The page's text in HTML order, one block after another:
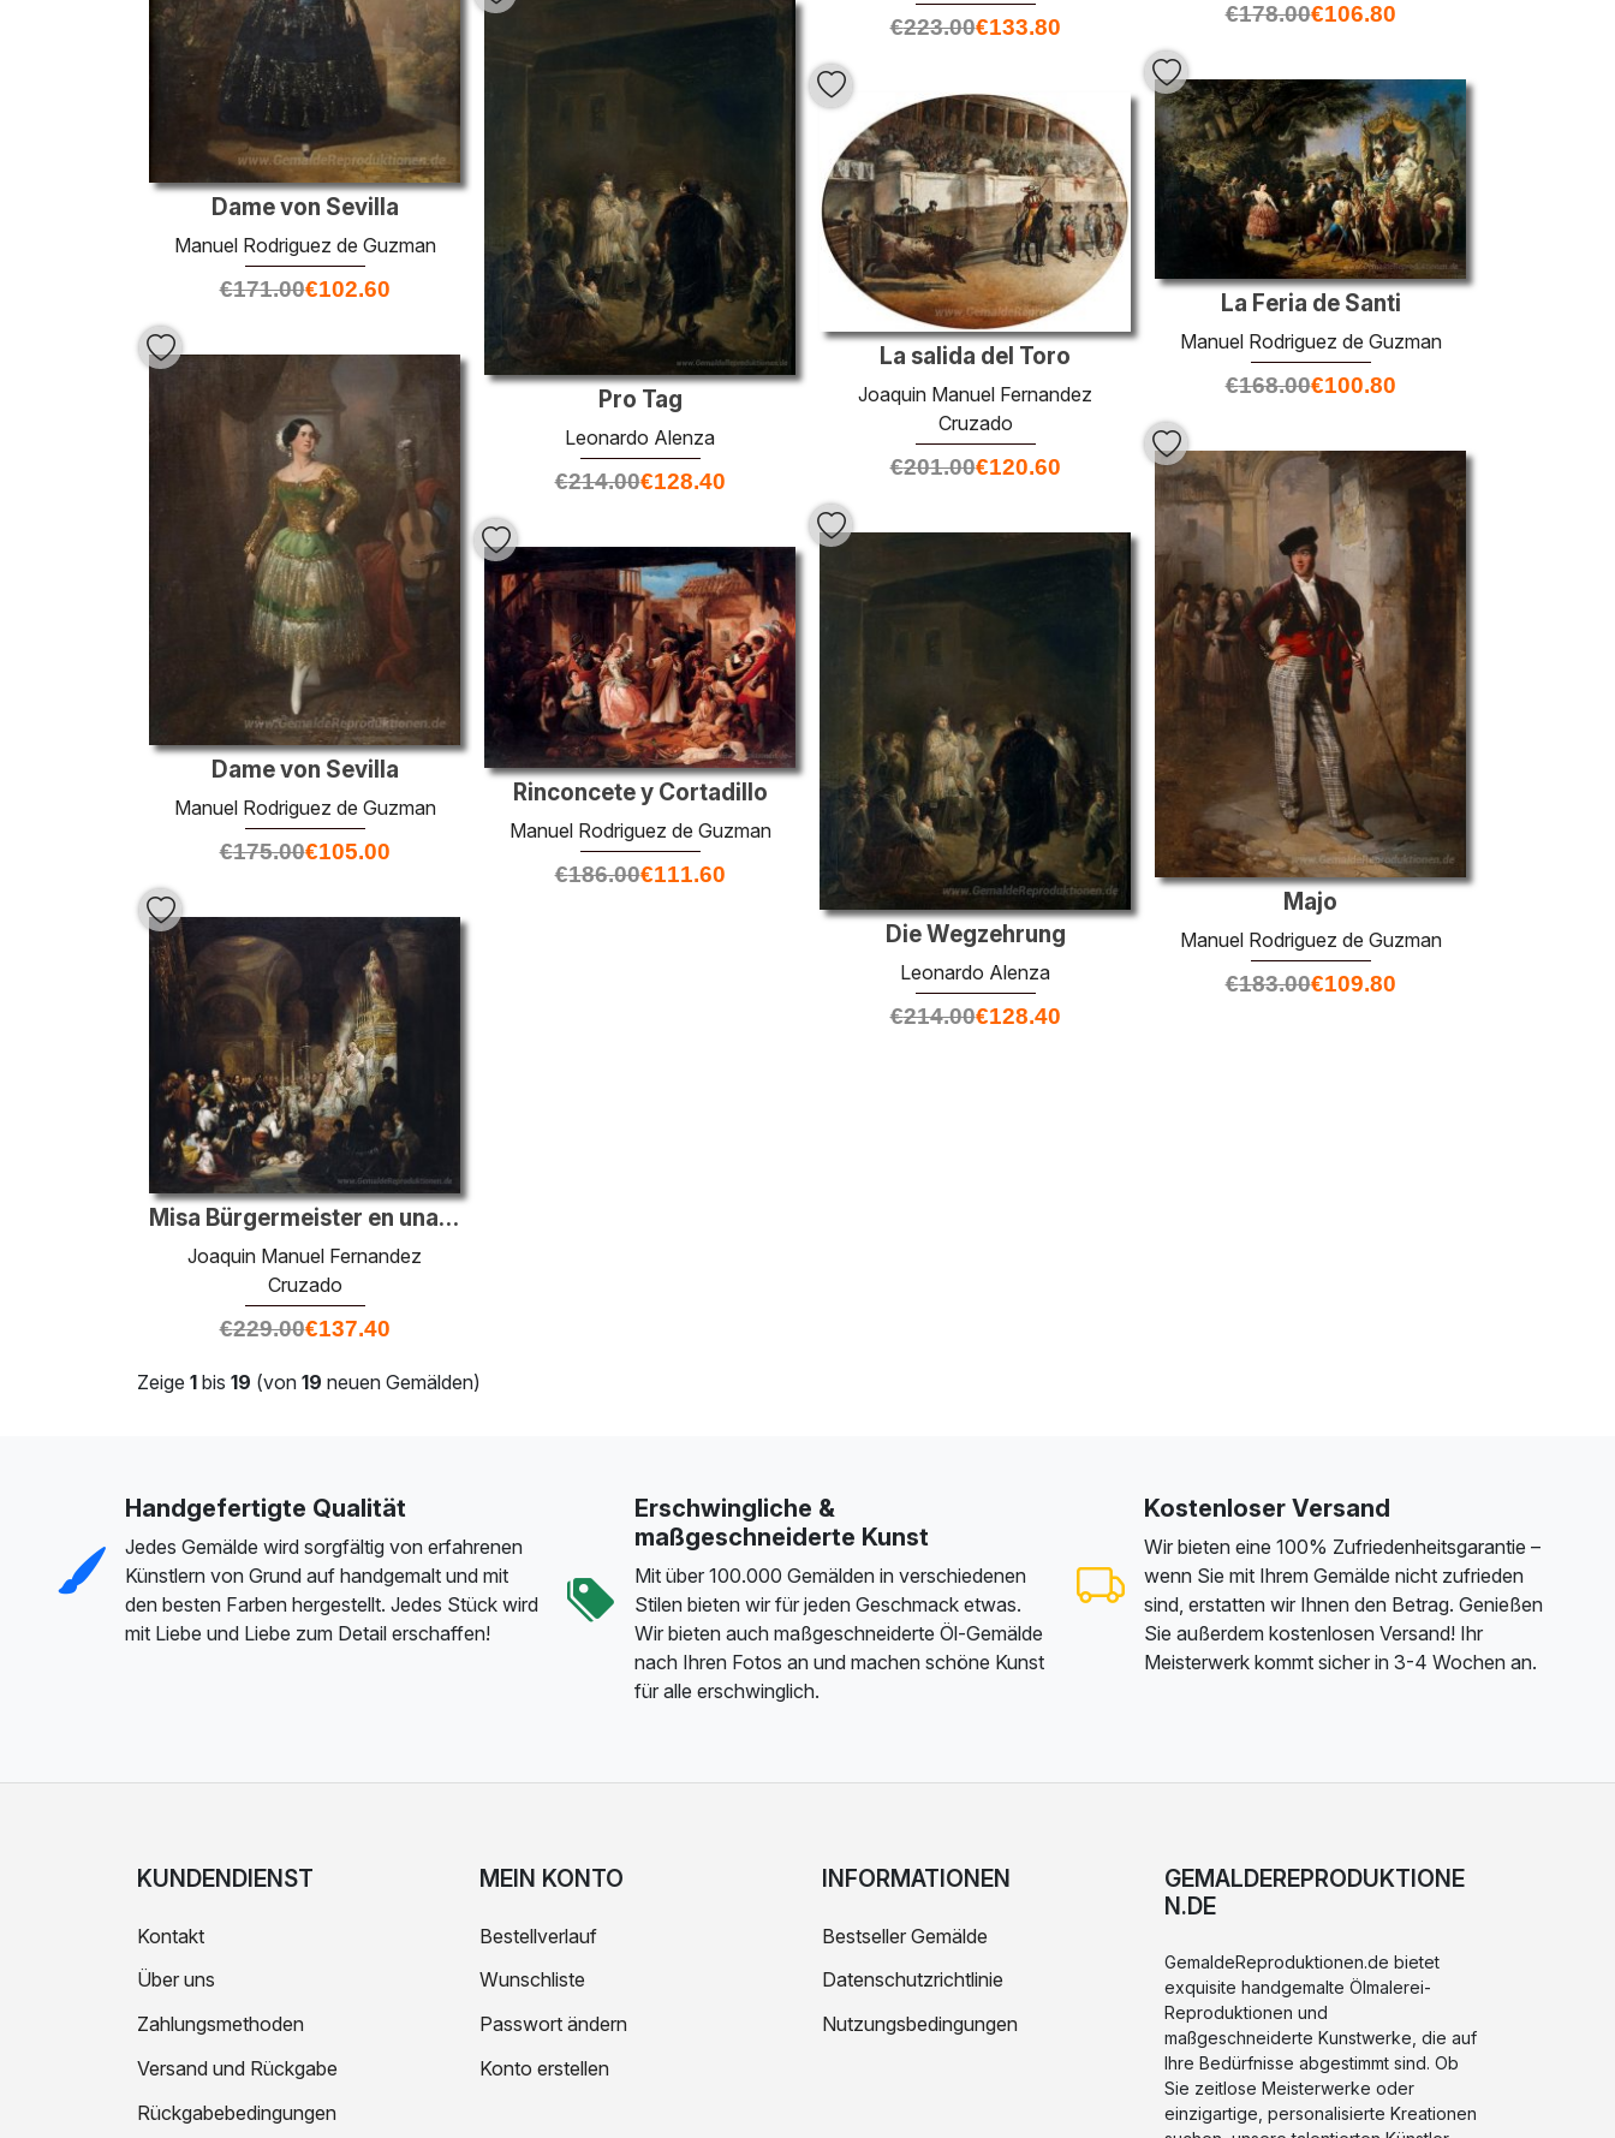
€223.00€133.80
€178.00€106.80
Dame von Sevilla
Manuel Rodriguez de Guzman
€171.00€102.60
Pro Tag
Leonardo Alenza
€214.00€128.40
La Feria de Santi
Manuel Rodriguez de Guzman
€168.00€100.80
La salida del Toro
Joaquin Manuel Fernandez
Cruzado
€201.00€120.60
Dame von Sevilla
Manuel Rodriguez de Guzman
€175.00€105.00
Majo
Manuel Rodriguez de Guzman
€183.00€109.80
Die Wegzehrung
Leonardo Alenza
€214.00€128.40
Rinconcete y Cortadillo
Manuel Rodriguez de Guzman
€186.00€111.60
Misa Bürgermeister en una iglesia andaluza
Joaquin Manuel Fernandez
Cruzado
€229.00€137.40
Zeige 1 bis 19 (von 19 neuen Gemälden)
Handgefertigte Qualität
Jedes Gemälde wird sorgfältig von erfahrenen
Künstlern von Grund auf handgemalt und mit
den besten Farben hergestellt. Jedes Stück wird
mit Liebe und Liebe zum Detail erschaffen!
Erschwingliche &
maßgeschneiderte Kunst
Mit über 100.000 Gemälden in verschiedenen
Stilen bieten wir für jeden Geschmack etwas.
Wir bieten auch maßgeschneiderte Öl-Gemälde
nach Ihren Fotos an und machen schöne Kunst
für alle erschwinglich.
Kostenloser Versand
Wir bieten eine 100% Zufriedenheitsgarantie –
wenn Sie mit Ihrem Gemälde nicht zufrieden
sind, erstatten wir Ihnen den Betrag. Genießen
Sie außerdem kostenlosen Versand! Ihr
Meisterwerk kommt sicher in 3-4 Wochen an.
KUNDENDIENST
Kontakt
Über uns
Zahlungsmethoden
Versand und Rückgabe
Rückgabebedingungen
MEIN KONTO
Bestellverlauf
Wunschliste
Passwort ändern
Konto erstellen
INFORMATIONEN
Bestseller Gemälde
Datenschutzrichtlinie
Nutzungsbedingungen
GEMALDEREPRODUKTIONE
N.DE
GemaldeReproduktionen.de bietet
exquisite handgemalte Ölmalerei-
Reproduktionen und
maßgeschneiderte Kunstwerke, die auf
Ihre Bedürfnisse abgestimmt sind. Ob
Sie zeitlose Meisterwerke oder
einzigartige, personalisierte Kreationen